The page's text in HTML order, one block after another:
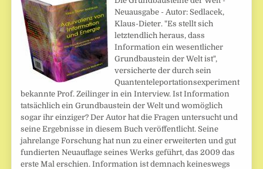
Neuausgabe - Autor: Sedlacek,
Klaus-Dieter. "Es stellt sich
letztendlich heraus, dass
Information ein wesentlicher
Grundbaustein der Welt ist",
versicherte der durch sein
Quantenteleportationsexperiment
bekannte Prof. Zeilinger in ein Interview. Ist Information
tatsächlich ein Grundbaustein der Welt und womöglich
sogar ihr einziger? Der Autor hat die Fragen untersucht und
seine Ergebnisse in diesem Buch veröffentlicht. Seine
jahrelange Forschung hat nun zu einer erweiterten und gut
fundierten Neuauflage seines Werks geführt, das 2009 das
erste Mal erschien. Information ist demnach keineswegs